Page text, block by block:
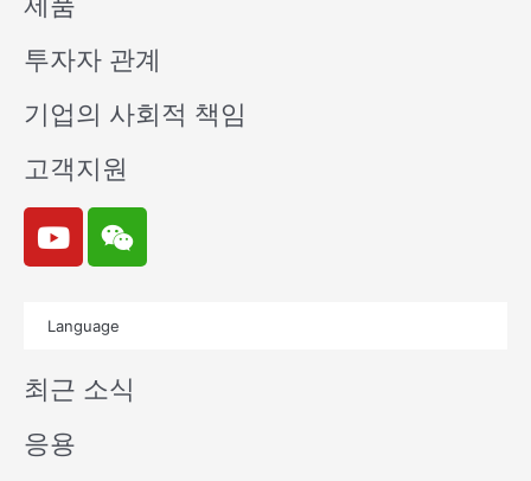
투자자 관계
기업의 사회적 책임
고객지원
Y
o
u
e
W
e
i
n
Language
최근 소식
응용